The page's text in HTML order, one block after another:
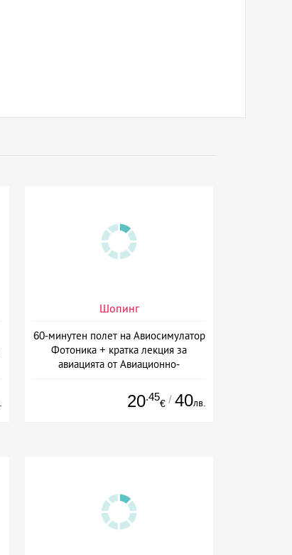
Шопинг
60-минутен полет на Авиосимулатор
Фотоника + кратка лекция за
авиацията от Авиационно-
20.45
€ / 40лв.